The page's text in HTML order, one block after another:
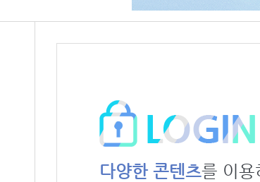
다양한 콘텐츠를 이용